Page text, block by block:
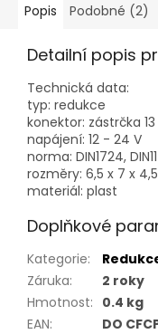
Popis Podobné (2)
Detailní popis
Technická data:
typ: redukce
konektor: zástrčka
napájení: 12 - 24 V
norma: DIN1724,
rozměry: 6,5 x 7 x
materiál: plast
Doplňkové
Kategorie:
Záruka:
2 roky
Hmotnost: 0.4 kg
EAN: DO